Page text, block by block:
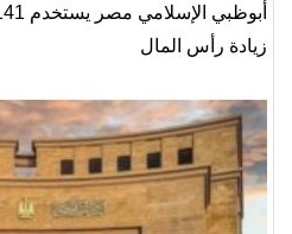
زيادة رأس المال